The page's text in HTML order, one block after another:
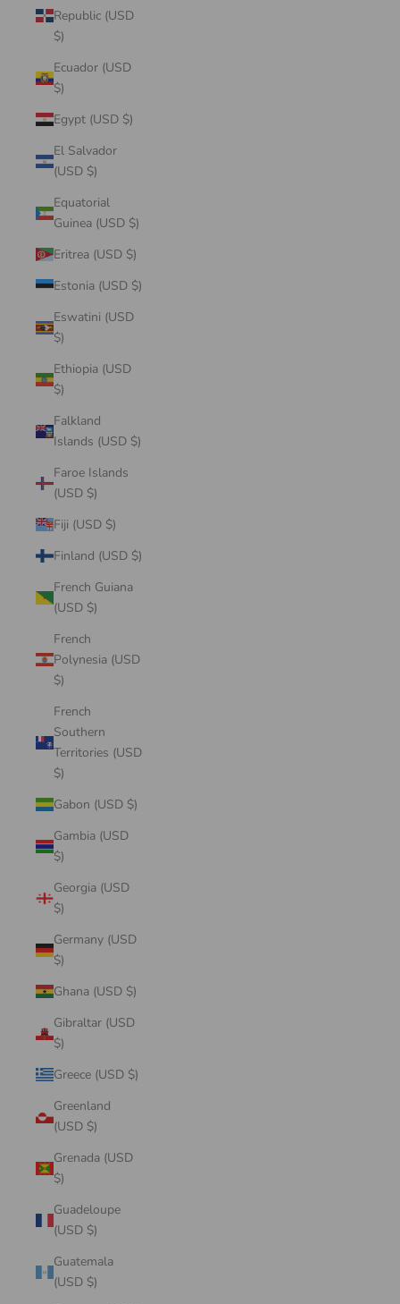
Republic (USD
$)
Ecuador (USD
$)
Egypt (USD $)
El Salvador
(USD $)
Equatorial
Guinea (USD $)
Eritrea (USD $)
Estonia (USD $)
Eswatini (USD
$)
Ethiopia (USD
$)
Falkland
Islands (USD $)
Faroe Islands
(USD $)
Fiji (USD $)
Finland (USD $)
French Guiana
(USD $)
French
Polynesia (USD
$)
French
Southern
Territories (USD
$)
Gabon (USD $)
Gambia (USD
$)
Georgia (USD
$)
Germany (USD
$)
Ghana (USD $)
Gibraltar (USD
$)
Greece (USD $)
Greenland
(USD $)
Grenada (USD
$)
Guadeloupe
(USD $)
Guatemala
(USD $)